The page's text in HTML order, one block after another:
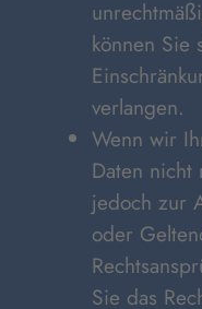
können Sie
verlangen.
Wenn wir
Daten
jedoch zur
oder
Sie das